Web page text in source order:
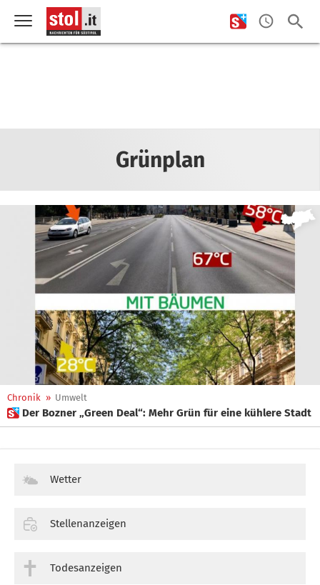
Grünplan
Chronik » Umwelt
 Der Bozner „Green Deal“: Mehr Grün für eine kühlere Stadt
Wetter
Stellenanzeigen
Todesanzeigen